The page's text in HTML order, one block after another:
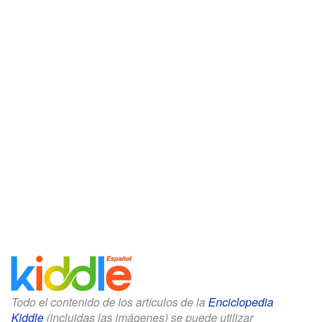
Todo el contenido de los artículos de la Enciclopedia
Kiddle (incluidas las imágenes) se puede utilizar